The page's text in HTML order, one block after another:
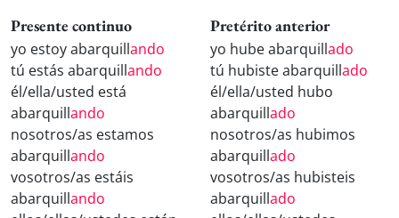
Presente continuo
yo estoy abarquillando
tú estás abarquillando
él/ella/usted está
abarquillando
nosotros/as estamos
abarquillando
vosotros/as estáis
abarquillando
Pretérito anterior
yo hube abarquillado
tú hubiste abarquillado
él/ella/usted hubo
abarquillado
nosotros/as hubimos
abarquillado
vosotros/as hubisteis
abarquillado